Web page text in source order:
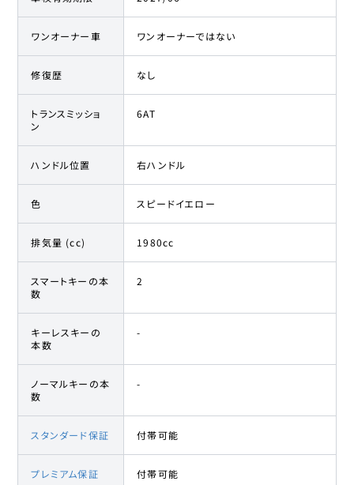
ワンオーナー車 ワンオーナーではない
修復歴 なし
トランスミッショ
ン
6AT
ハンドル位置 右ハンドル
色 スピードイエロー
排気量 (cc) 1980cc
スマートキーの本
数
2
キーレスキーの
本数
-
ノーマルキーの本
数
-
スタンダード保証 付帯可能
プレミアム保証 付帯可能